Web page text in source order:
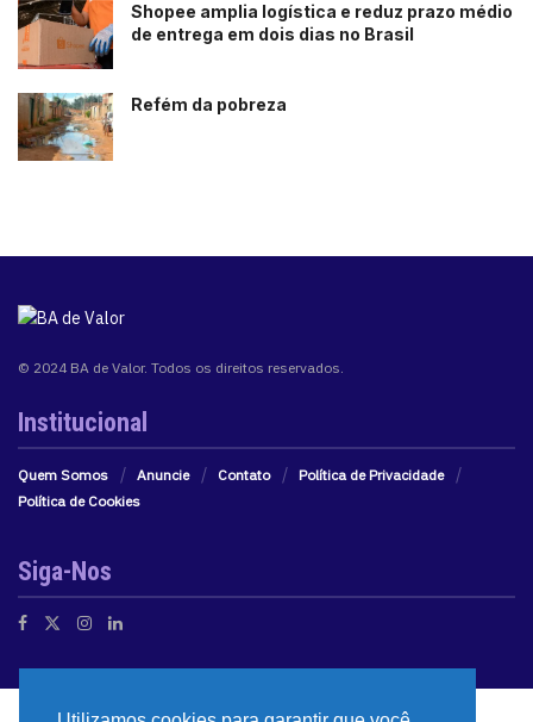
Shopee amplia logística e reduz prazo médio
de entrega em dois dias no Brasil
Refém da pobreza
© 2024 BA de Valor. Todos os direitos reservados.
Institucional
Quem Somos Anuncie Contato
Política de Privacidade
Política de Cookies
Siga-Nos